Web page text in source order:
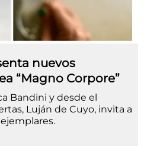
nuevos
“Magno Corpore”
Bandini y desde el
Luján de Cuyo, invita a